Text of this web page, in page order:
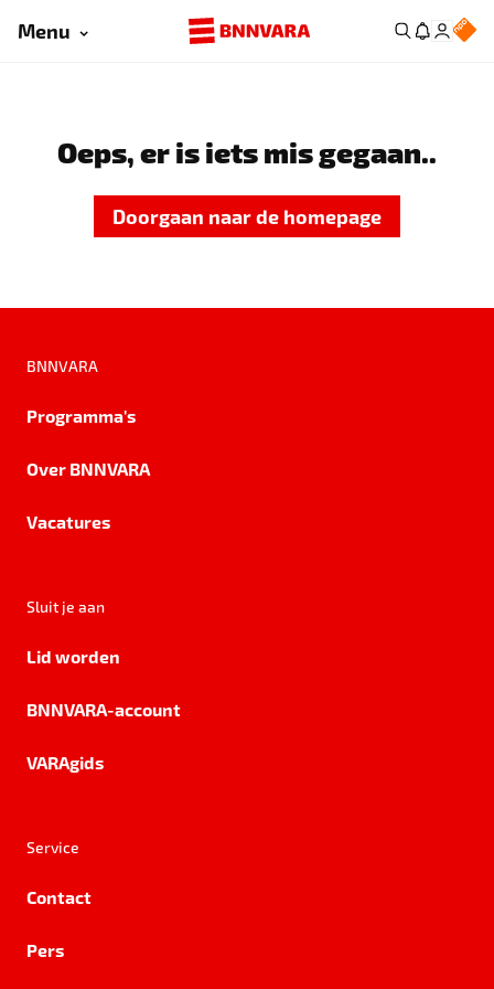
Menu
Oeps, er is iets mis gegaan..
Doorgaan naar de homepage
BNNVARA
Programma's
Over BNNVARA
Vacatures
Sluit je aan
Lid worden
BNNVARA-account
VARAgids
Service
Contact
Pers